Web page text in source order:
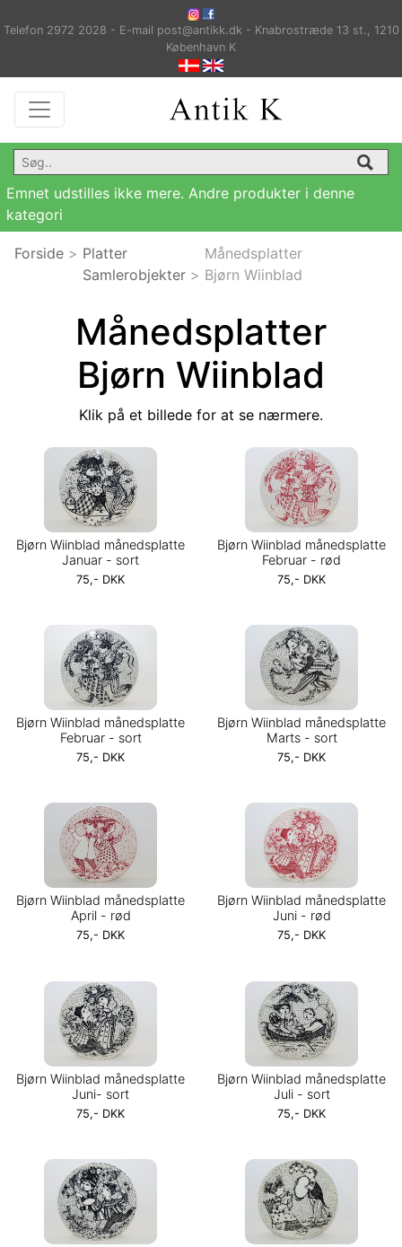
Telefon 2972 2028 - E-mail post@antikk.dk - Knabrostræde 13 st., 1210
København K
Emnet udstilles ikke mere. Andre produkter i denne
kategori
Forside > Platter
Samlerobjekter >
Månedsplatter
Bjørn Wiinblad
Månedsplatter
Bjørn Wiinblad
Klik på et billede for at se nærmere.
Bjørn Wiinblad månedsplatte
Januar - sort
75,- DKK
Bjørn Wiinblad månedsplatte
Februar - rød
75,- DKK
Bjørn Wiinblad månedsplatte
Februar - sort
75,- DKK
Bjørn Wiinblad månedsplatte
Marts - sort
75,- DKK
Bjørn Wiinblad månedsplatte
April - rød
75,- DKK
Bjørn Wiinblad månedsplatte
Juni - rød
75,- DKK
Bjørn Wiinblad månedsplatte
Juni- sort
75,- DKK
Bjørn Wiinblad månedsplatte
Juli - sort
75,- DKK